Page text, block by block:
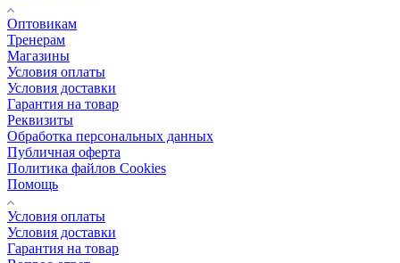
Оптовикам
Тренерам
Магазины
Условия оплаты
Условия доставки
Гарантия на товар
Реквизиты
Обработка персональных данных
Публичная оферта
Политика файлов Cookies
Помощь
Условия оплаты
Условия доставки
Гарантия на товар